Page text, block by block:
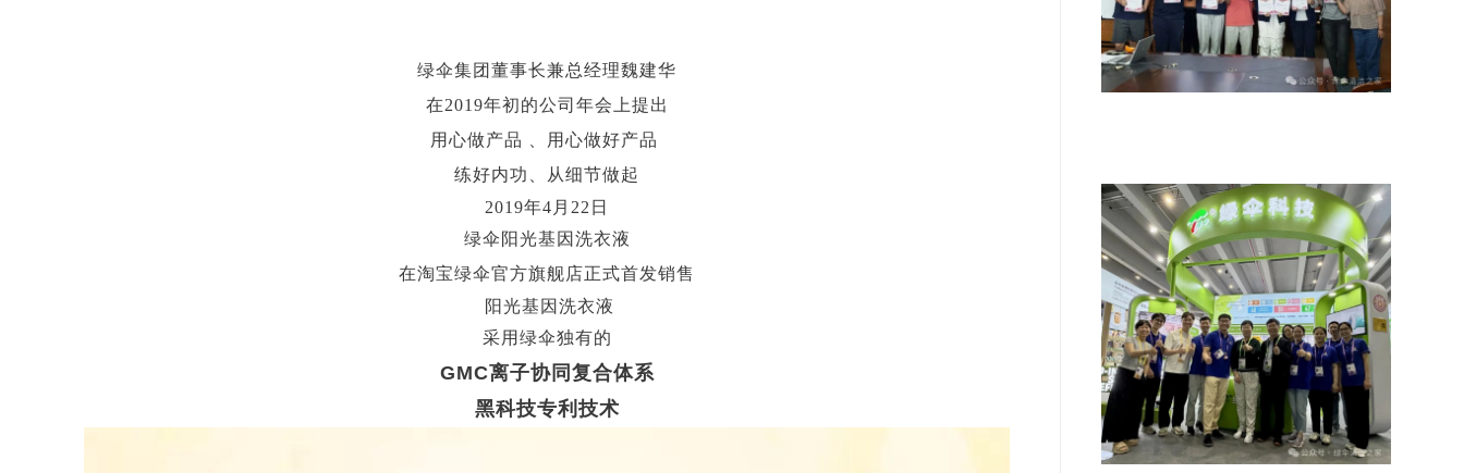
绿伞集团董事长兼总经理魏建华
在2019年初的公司年会上提出
用心做产品 、用心做好产品
练好内功、从细节做起
2019年4月22日
绿伞阳光基因洗衣液
在淘宝绿伞官方旗舰店正式首发销售
阳光基因洗衣液
采用绿伞独有的
GMC离子协同复合体系
黑科技专利技术